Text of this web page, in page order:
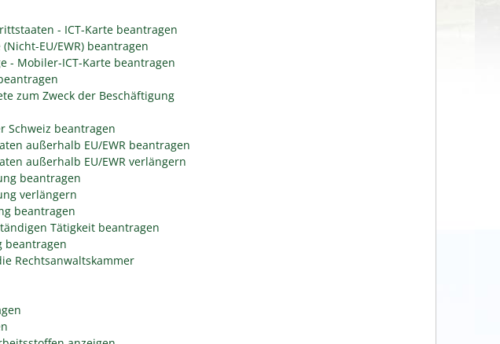
- ICT-Karte beantragen
EU/EWR) beantragen
- Mobiler-ICT-Karte beantragen
zum Zweck der Beschäftigung
Schweiz beantragen
außerhalb EU/EWR beantragen
außerhalb EU/EWR verlängern
beantragen
verlängern
beantragen
Tätigkeit beantragen
beantragen
Rechtsanwaltskammer